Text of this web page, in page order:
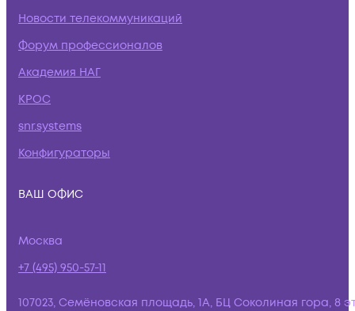
Новости телекоммуникаций
Форум профессионалов
Академия НАГ
КРОС
snr.systems
Конфигураторы
ВАШ ОФИС
Москва
+7 (495) 950-57-11
107023, Семёновская площадь, 1А, БЦ Соколиная гора, 8